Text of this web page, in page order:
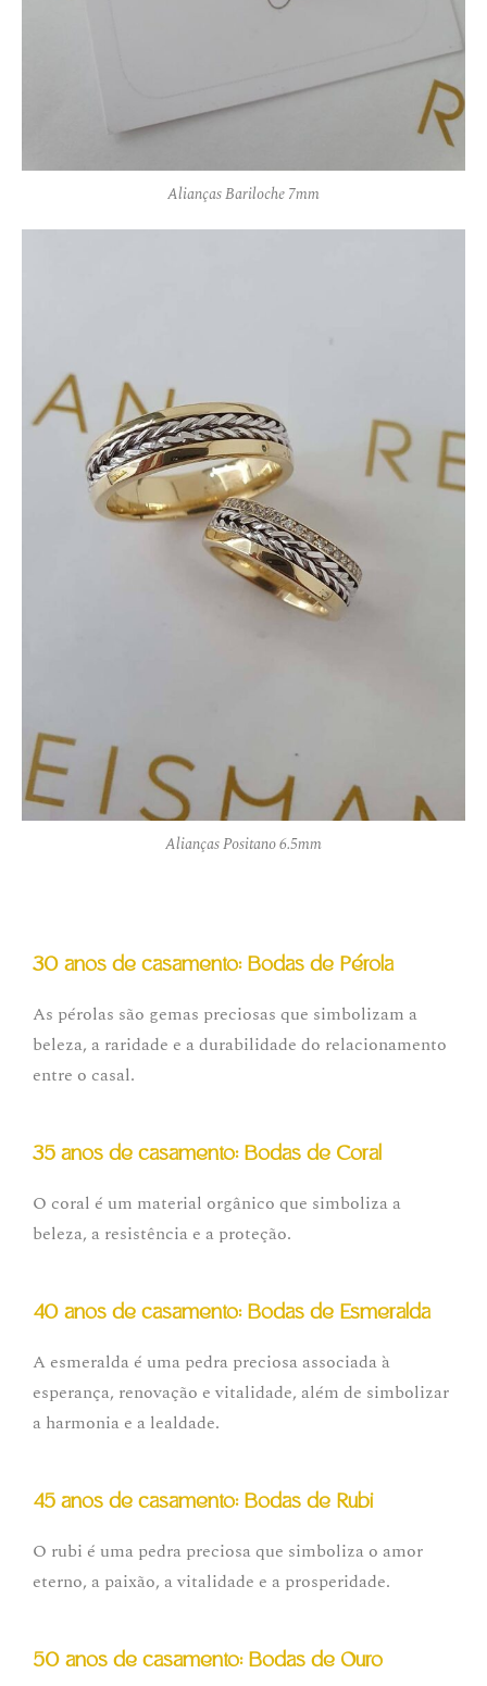
Alianças Bariloche 7mm
Alianças Positano 6.5mm
30 anos de casamento: Bodas de Pérola
As pérolas são gemas preciosas que simbolizam a
beleza, a raridade e a durabilidade do relacionamento
entre o casal.
35 anos de casamento: Bodas de Coral
O coral é um material orgânico que simboliza a
beleza, a resistência e a proteção.
40 anos de casamento: Bodas de Esmeralda
A esmeralda é uma pedra preciosa associada à
esperança, renovação e vitalidade, além de simbolizar
a harmonia e a lealdade.
45 anos de casamento: Bodas de Rubi
O rubi é uma pedra preciosa que simboliza o amor
eterno, a paixão, a vitalidade e a prosperidade.
50 anos de casamento: Bodas de Ouro